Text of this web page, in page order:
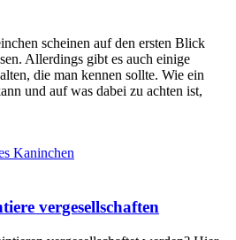
scheinen auf den ersten Blick
Allerdings gibt es auch einige
die man kennen sollte. Wie ein
und auf was dabei zu achten ist,
vergesellschaften